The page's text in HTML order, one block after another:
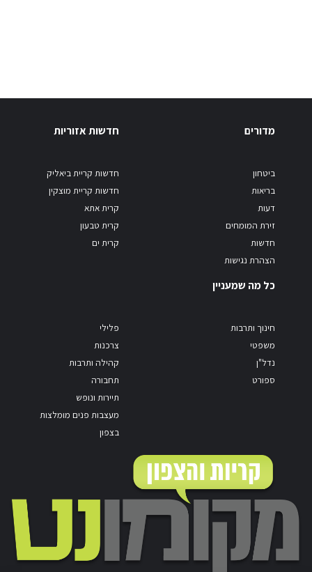
מדורים
ביטחון
בריאות
דעות
זירת המומחים
חדשות
הצהרת נגישות
חדשות אזוריות
חדשות קריית ביאליק
חדשות קריית מוצקין
קרית אתא
קרית טבעון
קרית ים
כל מה שמעניין
חינוך ותרבות
משפטי
נדל"ן
ספורט
פלילי
צרכנות
קהילה ותרבות
תחבורה
תיירות ונופש
מעצבות פנים מומלצות
בצפון